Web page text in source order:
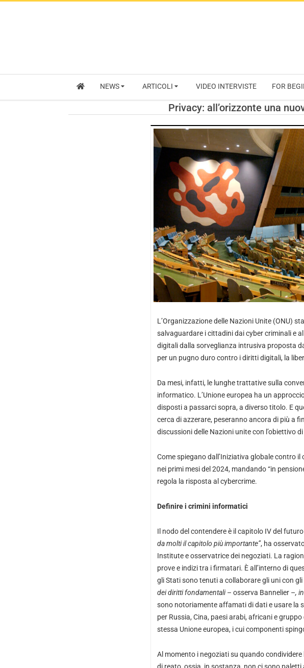
NEWS ARTICOLI VIDEO INTERVISTE FOR
Privacy: all’orizzonte una
L’Organizzazione delle Nazioni Unite (ONU)
salvaguardare i cittadini dai cyber criminali e
digitali dalla sorveglianza intrusiva proposta
per un pugno duro contro i diritti digitali, la
Da mesi, infatti, le lunghe trattative sulla
informatico. L’Unione europea ha un
disposti a passarci sopra, a diverso titolo. E
cerca di azzerare, peseranno ancora di più a
discussioni delle Nazioni unite con l’obiettivo
Come spiegano dall’Iniziativa globale contro
nei primi mesi del 2024, mandando “in
regola la risposta al cybercrime.
Definire i crimini informatici
Il nodo del contendere è il capitolo IV del
da molti il capitolo più importante”, ha
Institute e osservatrice dei negoziati. La
prove e indizi tra i firmatari. È all’interno di
gli Stati sono tenuti a collaborare gli uni con gli
dei diritti fondamentali– osserva Bannelier –,
sono notoriamente affamati di dati e usare la
per Russia, Cina, paesi arabi, africani e
stessa Unione europea, i cui componenti
Al momento i negoziati su quando